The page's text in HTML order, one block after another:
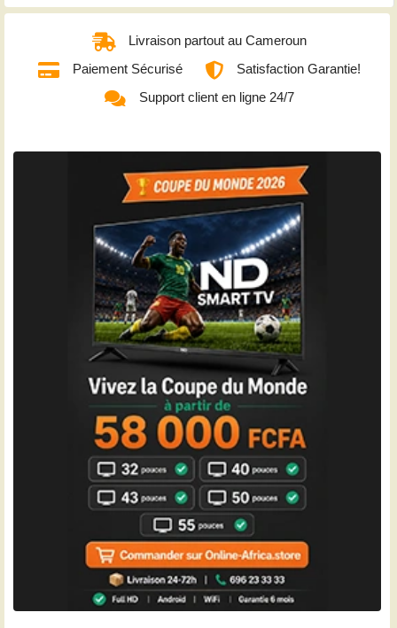
Livraison partout au Cameroun
Paiement Sécurisé
Satisfaction Garantie!
Support client en ligne 24/7